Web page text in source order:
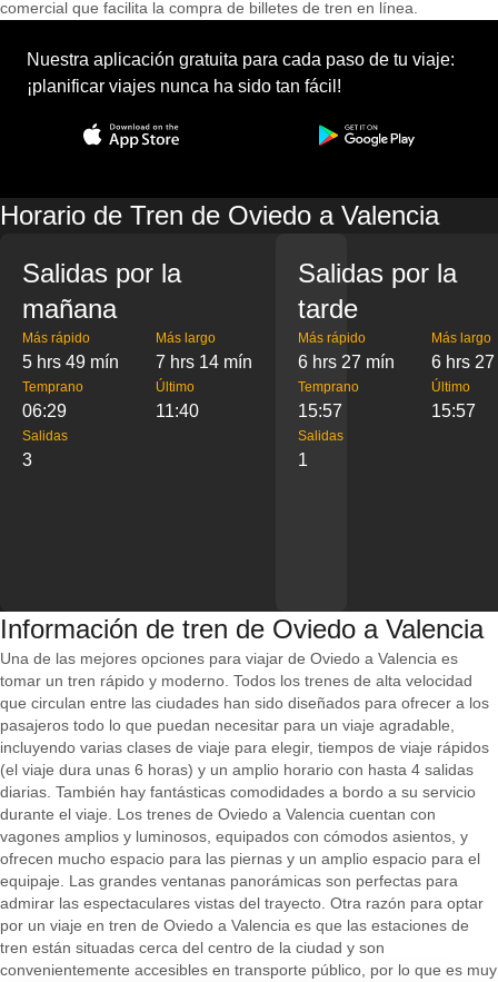
comercial que facilita la compra de billetes de tren en línea.
Nuestra aplicación gratuita para cada paso de tu viaje:
¡planificar viajes nunca ha sido tan fácil!
Horario de Tren de Oviedo a Valencia
Salidas por la
mañana
Más rápido
5 hrs 49 mín
Más largo
7 hrs 14 mín
Temprano
06:29
Último
11:40
Salidas
3
Salidas por la
tarde
Más rápido
6 hrs 27 mín
Más largo
6 hrs
Temprano
15:57
Último
15:57
Salidas
1
Información de tren de Oviedo a Valencia
Una de las mejores opciones para viajar de Oviedo a Valencia es
tomar un tren rápido y moderno. Todos los trenes de alta velocidad
que circulan entre las ciudades han sido diseñados para ofrecer a los
pasajeros todo lo que puedan necesitar para un viaje agradable,
incluyendo varias clases de viaje para elegir, tiempos de viaje rápidos
(el viaje dura unas 6 horas) y un amplio horario con hasta 4 salidas
diarias. También hay fantásticas comodidades a bordo a su servicio
durante el viaje. Los trenes de Oviedo a Valencia cuentan con
vagones amplios y luminosos, equipados con cómodos asientos, y
ofrecen mucho espacio para las piernas y un amplio espacio para el
equipaje. Las grandes ventanas panorámicas son perfectas para
admirar las espectaculares vistas del trayecto. Otra razón para optar
por un viaje en tren de Oviedo a Valencia es que las estaciones de
tren están situadas cerca del centro de la ciudad y son
convenientemente accesibles en transporte público, por lo que es muy